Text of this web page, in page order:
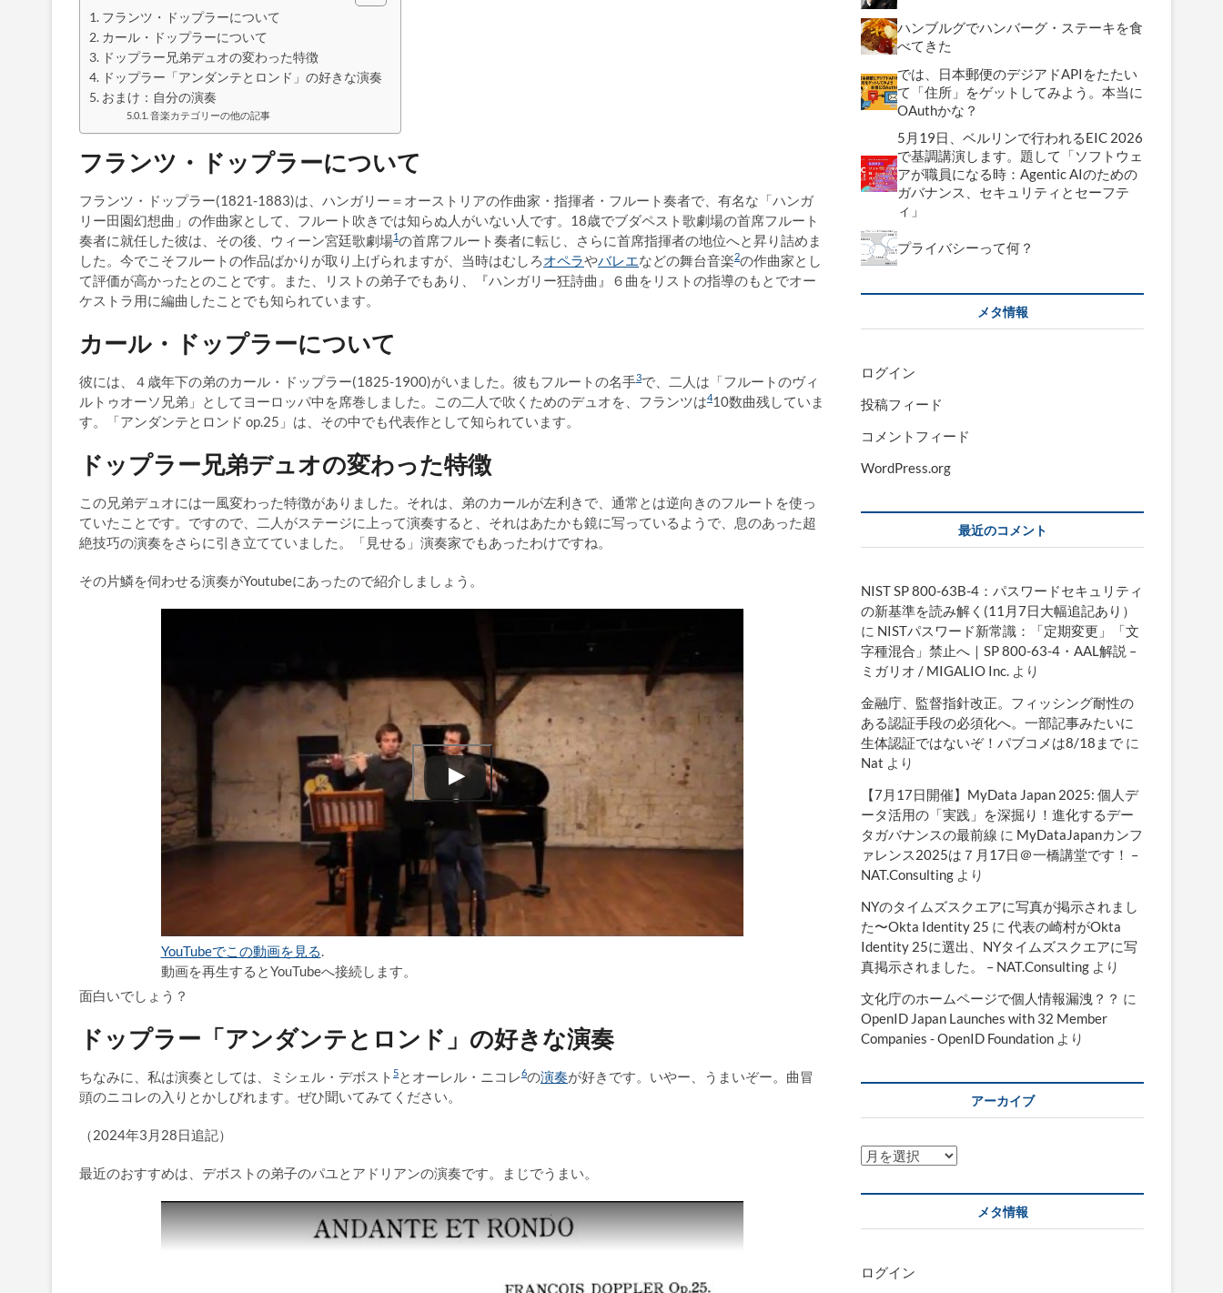
フランツ・ドップラーについて
カール・ドップラーについて
ドップラー兄弟デュオの変わった特徴
ドップラー「アンダンテとロンド」の好きな演奏
おまけ：自分の演奏
音楽カテゴリーの他の記事
フランツ・ドップラーについて
フランツ・ドップラー(1821-1883)は、ハンガリー＝オーストリアの作曲家・指揮者・フルート奏者で、有名な「ハンガ
リー田園幻想曲」の作曲家として、フルート吹きでは知らぬ人がいない人です。18歳でブダペスト歌劇場の首席フルート
奏者に就任した彼は、その後、ウィーン宮廷歌劇場1の首席フルート奏者に転じ、さらに首席指揮者の地位へと昇り詰めま
した。今でこそフルートの作品ばかりが取り上げられますが、当時はむしろオペラやバレエなどの舞台音楽2の作曲家とし
て評価が高かったとのことです。また、リストの弟子でもあり、『ハンガリー狂詩曲』６曲をリストの指導のもとでオー
ケストラ用に編曲したことでも知られています。
カール・ドップラーについて
彼には、４歳年下の弟のカール・ドップラー(1825-1900)がいました。彼もフルートの名手3で、二人は「フルートのヴィ
ルトゥオーソ兄弟」としてヨーロッパ中を席巻しました。この二人で吹くためのデュオを、フランツは410数曲残していま
す。「アンダンテとロンド op.25」は、その中でも代表作として知られています。
ドップラー兄弟デュオの変わった特徴
この兄弟デュオには一風変わった特徴がありました。それは、弟のカールが左利きで、通常とは逆向きのフルートを使っ
ていたことです。ですので、二人がステージに上って演奏すると、それはあたかも鏡に写っているようで、息のあった超
絶技巧の演奏をさらに引き立てていました。「見せる」演奏家でもあったわけですね。
その片鱗を伺わせる演奏がYoutubeにあったので紹介しましょう。
YouTubeでこの動画を見る.
動画を再生するとYouTubeへ接続します。
面白いでしょう？
ドップラー「アンダンテとロンド」の好きな演奏
ちなみに、私は演奏としては、ミシェル・デボスト 5とオーレル・ニコレ6の演奏が好きです。いやー、うまいぞー。曲冒
頭のニコレの入りとかしびれます。ぜひ聞いてみてください。
（2024年3月28日追記）
最近のおすすめは、デボストの弟子のパユとアドリアンの演奏です。まじでうまい。
ハンブルグでハンバーグ・ステーキを食
べてきた
では、日本郵便のデジアドAPIをたたい
て「住所」をゲットしてみよう。本当に
OAuthかな？
5月19日、ベルリンで行われるEIC 2026
で基調講演します。題して「ソフトウェ
アが職員になる時：Agentic AIのための
ガバナンス、セキュリティとセーフテ
ィ」
プライバシーって何？
メタ情報
ログイン
投稿フィード
コメントフィード
WordPress.org
最近のコメント
NIST SP 800-63B-4：パスワードセキュリティ
の新基準を読み解く(11月7日大幅追記あり）
に NISTパスワード新常識：「定期変更」「文
字種混合」禁止へ｜SP 800-63-4・AAL解説 –
ミガリオ / MIGALIO Inc.
より
金融庁、監督指針改正。フィッシング耐性の
ある認証手段の必須化へ。一部記事みたいに
生体認証ではないぞ！パブコメは8/18まで に
Nat より
【7月17日開催】MyData Japan 2025: 個人デ
ータ活用の「実践」を深掘り！進化するデー
タガバナンスの最前線 に MyDataJapanカンフ
ァレンス2025は７月17日＠一橋講堂です！ –
NAT.Consulting より
NYのタイムズスクエアに写真が掲示されまし
た〜Okta Identity 25 に 代表の崎村がOkta
Identity 25に選出、NYタイムズスクエアに写
真掲示されました。 – NAT.Consulting より
文化庁のホームページで個人情報漏洩？？ に
OpenID Japan Launches with 32 Member
Companies - OpenID Foundation より
アーカイブ
ア
カ
ブ
メタ情報
ログイン